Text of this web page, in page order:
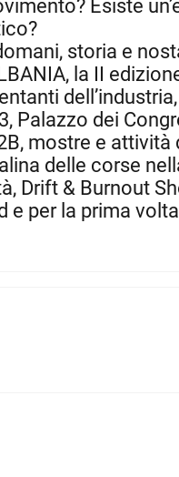
Esiste
storia e
la II
Palazzo dei
mostre e
delle corse
Drift & Burnout
e per la prima